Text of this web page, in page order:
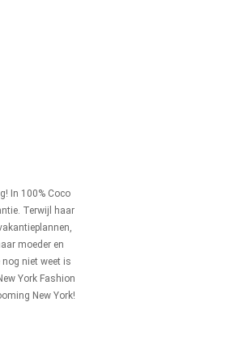
In 100% Coco
Terwijl haar
moeder en
nog niet weet is
York Fashion
New York!